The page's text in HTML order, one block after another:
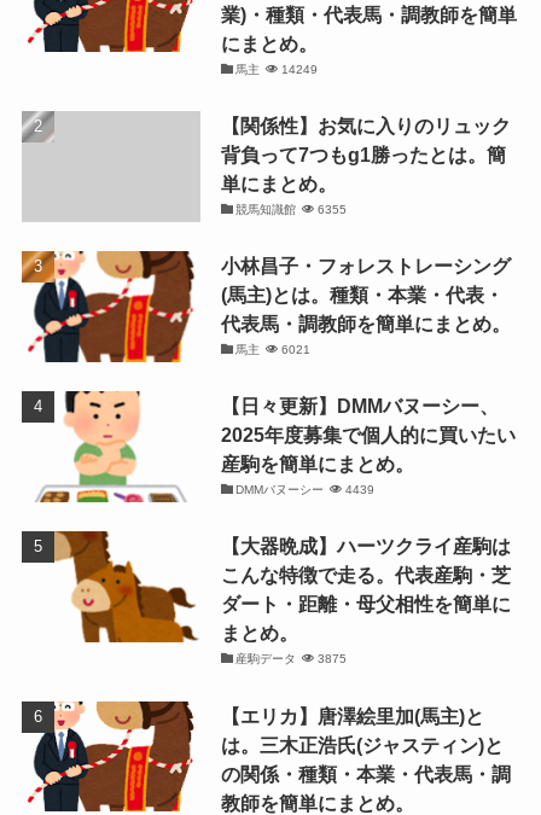
業)・種類・代表馬・調教師を簡単
にまとめ。
馬主 14249
【関係性】お気に入りのリュック
背負って7つもg1勝ったとは。簡
単にまとめ。
競馬知識館 6355
小林昌子・フォレストレーシング
(馬主)とは。種類・本業・代表・
代表馬・調教師を簡単にまとめ。
馬主 6021
【日々更新】DMMバヌーシー、
2025年度募集で個人的に買いたい
産駒を簡単にまとめ。
DMMバヌーシー 4439
【大器晩成】ハーツクライ産駒は
こんな特徴で走る。代表産駒・芝
ダート・距離・母父相性を簡単に
まとめ。
産駒データ 3875
【エリカ】唐澤絵里加(馬主)と
は。三木正浩氏(ジャスティン)と
の関係・種類・本業・代表馬・調
教師を簡単にまとめ。